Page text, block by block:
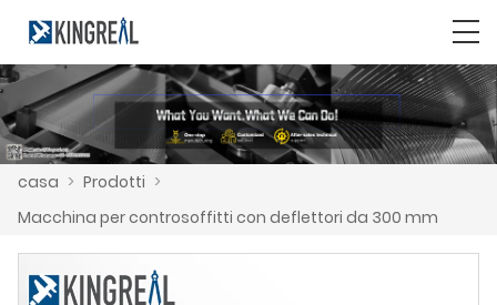
casa > Prodotti >
Macchina per controsoffitti con deflettori da 300 mm